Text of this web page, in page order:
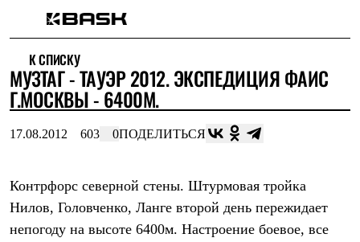
Интернет-магазин
Мужская одежда
Утепленная пухом
Куртки
Жилеты
Куртки
Штормовая одежда
Куртки
К СПИСКУ
МУЗТАГ - ТАУЭР 2012. ЭКСПЕДИЦИЯ ФАИС
Г.МОСКВЫ - 6400М.
17.08.2012 603 0ПОДЕЛИТЬСЯ
Контрфорс северной стены. Штурмовая тройка
Нилов, Головченко, Ланге второй день пережидает
непогоду на высоте 6400м. Настроение боевое, все